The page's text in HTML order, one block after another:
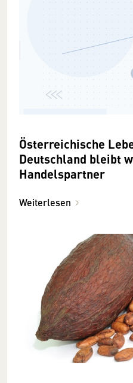
Österreichische
Deutschland bleibt
Handelspartner
Weiterlesen